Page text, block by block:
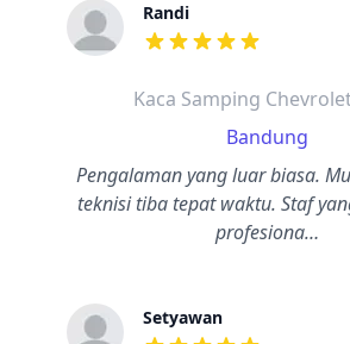
Randi
dari ulasan adalah
Kaca Samping
Bandung
Pengalaman yang luar biasa.
teknisi tiba tepat waktu. Staf
profesiona…
Setyawan